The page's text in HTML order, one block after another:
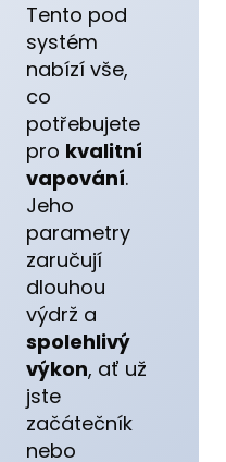
Tento pod
systém
nabízí vše,
co
potřebujete
pro kvalitní
vapování.
Jeho
parametry
zaručují
dlouhou
výdrž a
spolehlivý
výkon, ať už
jste
začátečník
nebo